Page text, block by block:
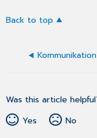
Back to top
Was this article
Yes
No